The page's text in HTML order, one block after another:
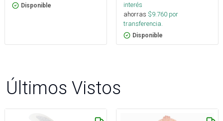
Disponible
interés
ahorras $9.760 por
transferencia.
Disponible
Últimos Vistos